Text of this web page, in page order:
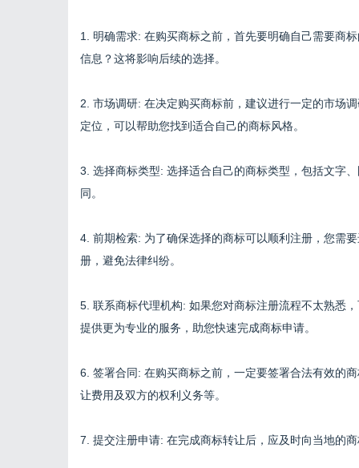
1. 明确需求: 在购买商标之前，首先要明确自己需要商
信息？这将影响后续的选择。
2. 市场调研: 在决定购买商标前，建议进行一定的市场
定位，可以帮助您找到适合自己的商标风格。
3. 选择商标类型: 选择适合自己的商标类型，包括文字
同。
4. 前期检索: 为了确保选择的商标可以顺利注册，您需
册，避免法律纠纷。
5. 联系商标代理机构: 如果您对商标注册流程不太熟悉
提供更为专业的服务，助您快速完成商标申请。
6. 签署合同: 在购买商标之前，一定要签署合法有效的
让费用及双方的权利义务等。
7. 提交注册申请: 在完成商标转让后，应及时向当地的